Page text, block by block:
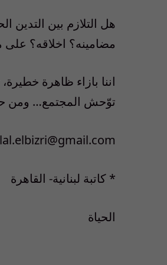
هل التلازم بين
مضامينه؟ اخلاقه؟ على
اننا بازاء ظاهرة
توّحش المجتمع… ومن
* كاتبة لبنانية- القاهرة
الحياة